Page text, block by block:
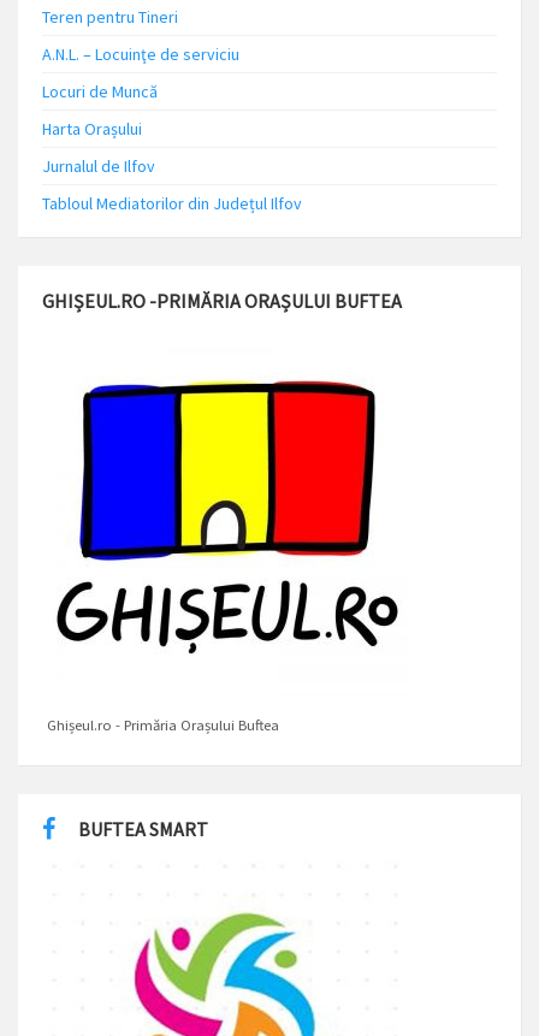
Teren pentru Tineri
A.N.L. – Locuinţe de serviciu
Locuri de Muncă
Harta Orașului
Jurnalul de Ilfov
Tabloul Mediatorilor din Județul Ilfov
GHIȘEUL.RO -PRIMĂRIA ORAȘULUI BUFTEA
Ghișeul.ro - Primăria Orașului Buftea
BUFTEA SMART